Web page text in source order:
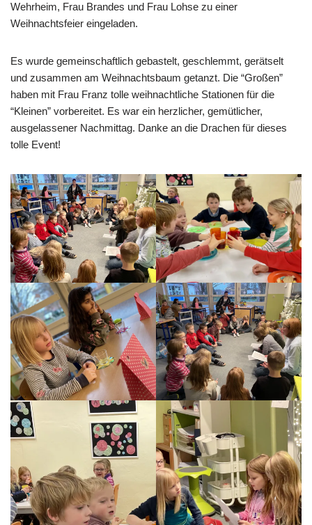
Wehrheim, Frau Brandes und Frau Lohse zu einer
Weihnachtsfeier eingeladen.
Es wurde gemeinschaftlich gebastelt, geschlemmt, gerätselt
und zusammen am Weihnachtsbaum getanzt. Die “Großen”
haben mit Frau Franz tolle weihnachtliche Stationen für die
“Kleinen” vorbereitet. Es war ein herzlicher, gemütlicher,
ausgelassener Nachmittag. Danke an die Drachen für dieses
tolle Event!